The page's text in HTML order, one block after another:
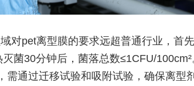
对pet离型膜的要求远超普通行业，首
菌30分钟后，菌落总数≤1CFU/
需通过迁移试验和吸附试验，确保离型